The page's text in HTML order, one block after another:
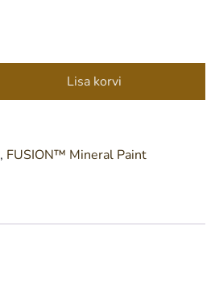
Lisa korvi
, FUSION™ Mineral Paint